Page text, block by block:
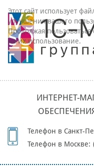
ИНТЕРНЕТ-
Телефон в Санкт-
Телефон в Москве:
Этот сайт использует
улучшения вашего
Продолжая пользоваться
на их использование.